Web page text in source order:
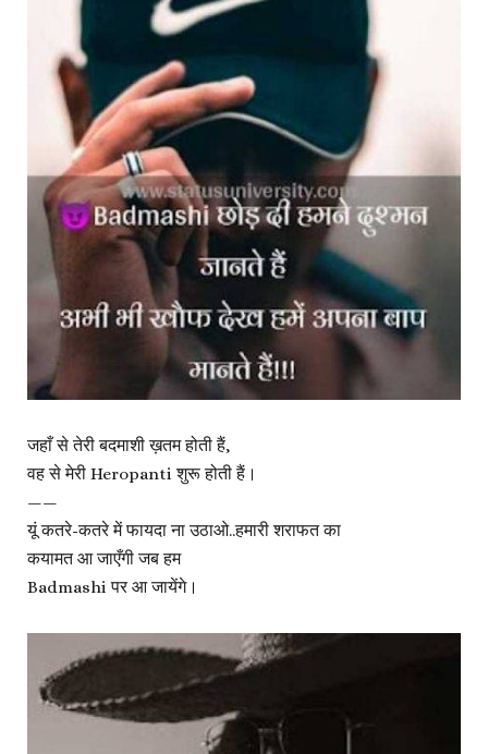
जहाँ से तेरी बदमाशी ख़तम होती हैं,
वह से मेरी Heropanti शुरू होती हैं।
——
यूं कतरे-कतरे में फायदा ना उठाओ..हमारी शराफत का
कयामत आ जाएँगी जब हम
Badmashi पर आ जायेंगे।